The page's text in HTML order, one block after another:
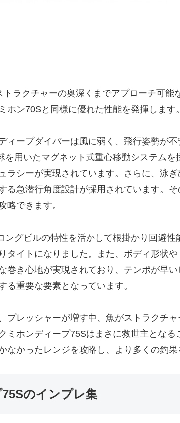
トラクチャーの奥深くまでアプローチ可能
ホン70Sと同様に優れた性能を発揮します。
ィープダイバーは風に弱く、飛行姿勢が
を用いたマグネット式重心移動システムを
ラシーが実現されています。さらに、泳
る急潜行角度設計が採用されています。
略できます。
ングビルの特性を活かして根掛かり回避性
タイトになりました。また、ボディ形状
巻き心地が実現されており、テンポが早
る重要な要素となっています。
プレッシャーが増す中、魚がストラクチ
ミホンディープ75Sはまさに救世主となる
なかったレンジを攻略し、より多くの釣果
のインプレ集